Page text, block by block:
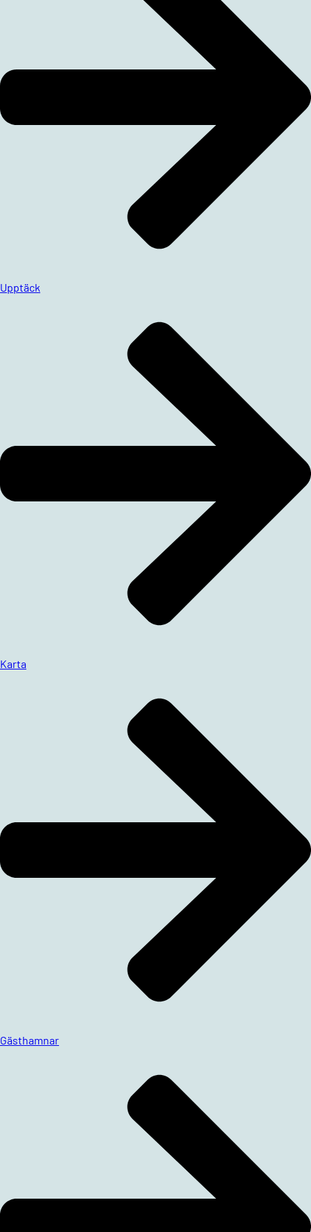
Upptäck
Karta
Gästhamnar